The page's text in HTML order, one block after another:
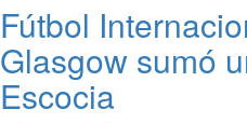
Fútbol
Glasgow sumó
Escocia